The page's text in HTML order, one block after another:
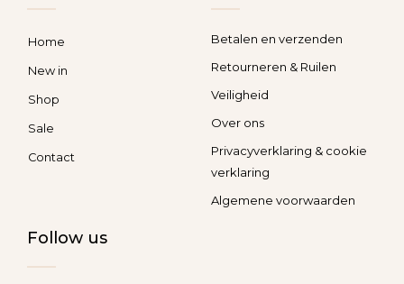
Home
New in
Shop
Sale
Contact
Betalen en verzenden
Retourneren & Ruilen
Veiligheid
Over ons
Privacyverklaring & cookie
verklaring
Algemene voorwaarden
Follow us